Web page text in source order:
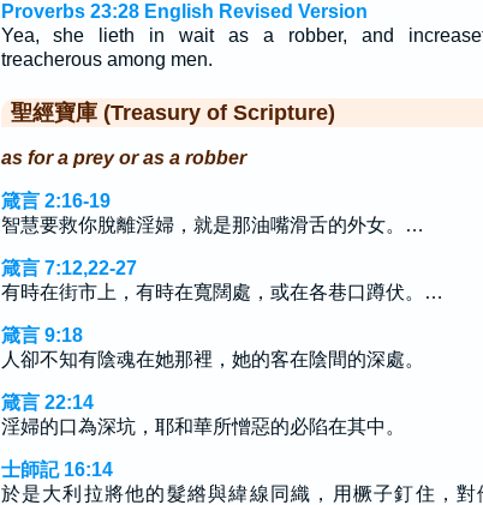
Proverbs 23:28 English Revised Version
Yea, she lieth in wait as a robber, and
treacherous among men.
聖經寶庫 (Treasury of Scripture)
as for a prey or as a robber
箴言 2:16-19
智慧要救你脫離淫婦，就是那油嘴滑舌的外女。…
箴言 7:12,22-27
有時在街市上，有時在寬闊處，或在各巷口蹲伏。…
箴言 9:18
人卻不知有陰魂在她那裡，她的客在陰間的深處。
箴言 22:14
淫婦的口為深坑，耶和華所憎惡的必陷在其中。
士師記 16:14
於是大利拉將他的髮綹與緯線同織，用橛子釘住，對